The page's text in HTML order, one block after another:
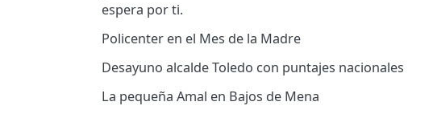
espera por ti.
Policenter en el Mes de la Madre
Desayuno alcalde Toledo con puntajes nacionales
La pequeña Amal en Bajos de Mena